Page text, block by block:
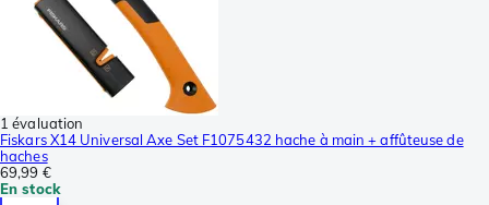
1 évaluation
Fiskars X14 Universal Axe Set F1075432 hache à main + affûteuse de
haches
69,99 €
En stock